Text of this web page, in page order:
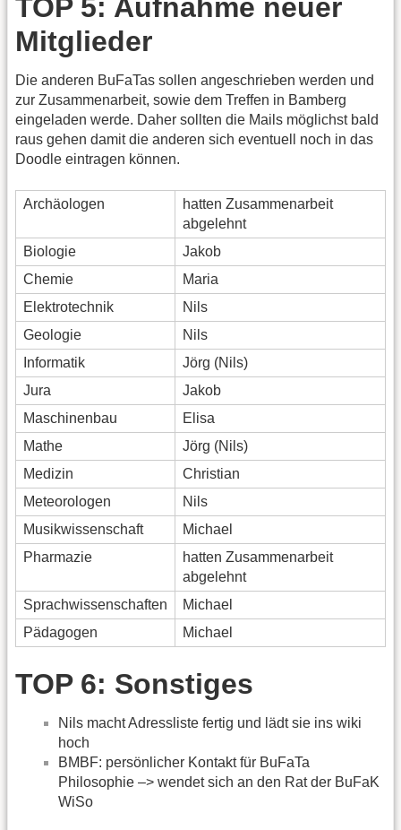
TOP 5: Aufnahme neuer
Mitglieder
Die anderen BuFaTas sollen angeschrieben werden und
zur Zusammenarbeit, sowie dem Treffen in Bamberg
eingeladen werde. Daher sollten die Mails möglichst bald
raus gehen damit die anderen sich eventuell noch in das
Doodle eintragen können.
Archäologen
hatten Zusammenarbeit
abgelehnt
Biologie
Jakob
Chemie
Maria
Elektrotechnik
Nils
Geologie
Nils
Informatik
Jörg (Nils)
Jura
Jakob
Maschinenbau
Elisa
Mathe
Jörg (Nils)
Medizin
Christian
Meteorologen
Nils
Musikwissenschaft
Michael
Pharmazie
hatten Zusammenarbeit
abgelehnt
Sprachwissenschaften
Michael
Pädagogen
Michael
TOP 6: Sonstiges
Nils macht Adressliste fertig und lädt sie ins wiki
hoch
BMBF: persönlicher Kontakt für BuFaTa
Philosophie –> wendet sich an den Rat der BuFaK
WiSo